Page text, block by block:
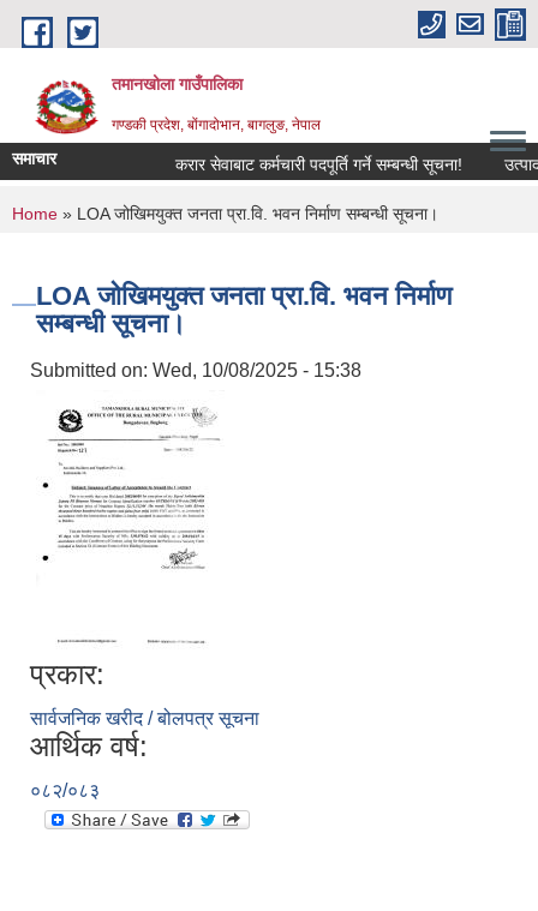
Skip to main content
तमानखोला गाउँपालिका
गण्डकी प्रदेश, बोंगादोभान, बागलुङ, नेपाल
समाचार करार सेवाबाट कर्मचारी पदपूर्ति गर्ने सम्बन्धी सूचना!
You are here
Home » LOA जोखिमयुक्त जनता प्रा.वि. भवन निर्माण सम्बन्धी सूचना।
LOA जोखिमयुक्त जनता प्रा.वि. भवन निर्माण
सम्बन्धी सूचना।
Submitted on: Wed, 10/08/2025 - 15:38
प्रकार:
सार्वजनिक खरीद / बोलपत्र सूचना
आर्थिक वर्ष:
०८२/०८३